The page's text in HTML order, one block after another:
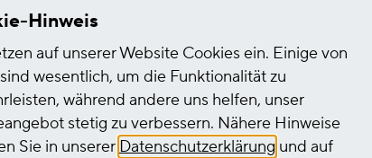
man am Ende des
Kopf.
Hinweis
auf unserer Website Cookies ein. Einige von
wesentlich, um die Funktionalität zu
während andere uns helfen, unser
stetig zu verbessern. Nähere Hinweise
Sie in unserer Datenschutzerklärung und auf